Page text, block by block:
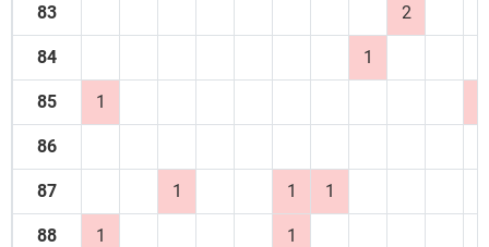
83 2
84 1
85 1
86
87 1 1 1
88 1 1